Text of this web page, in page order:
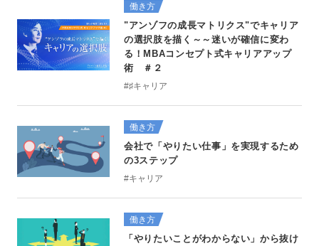
働き方
"アンゾフの成長マトリクス"でキャリア
の選択肢を描く～～迷いが確信に変わ
る！MBAコンセプト式キャリアアップ
術 ＃２
#♯キャリア
働き方
会社で「やりたい仕事」を実現するため
の3ステップ
#キャリア
働き方
「やりたいことがわからない」から抜け